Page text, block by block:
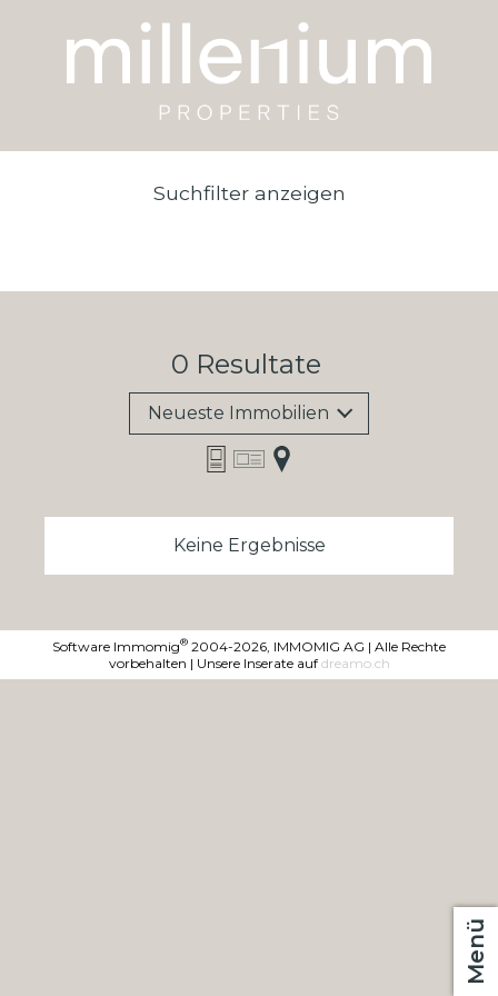
Menü
Suchfilter anzeigen
0 Resultate
Neueste Immobilien
Keine Ergebnisse
Software Immomig® 2004-2026, IMMOMIG AG | Alle Rechte
vorbehalten | Unsere Inserate auf dreamo.ch